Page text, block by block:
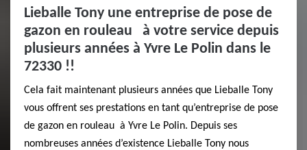
Lieballe Tony une entreprise de pose de
gazon en rouleau à votre service depuis
plusieurs années à Yvre Le Polin dans le
72330 !!
Cela fait maintenant plusieurs années que Lieballe Tony
vous offrent ses prestations en tant qu’entreprise de pose
de gazon en rouleau à Yvre Le Polin. Depuis ses
nombreuses années d’existence Lieballe Tony nous